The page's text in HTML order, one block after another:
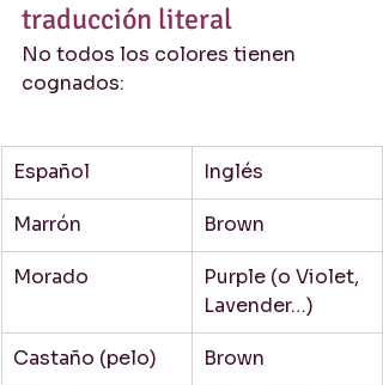
traducción literal
No todos los colores tienen
cognados:
Español Inglés
Marrón Brown
Morado
Purple (o Violet,
Lavender…)
Castaño (pelo) Brown